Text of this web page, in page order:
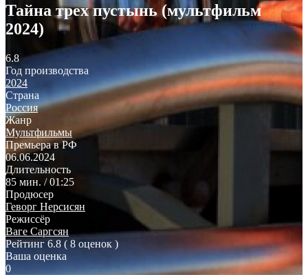
Тайна трех пустынь (мультфильм
2024)
6.8
Год производства
2024
Страна
Россия
Жанр
Мультфильмы
Премьера в РФ
06.06.2024
Длительность
85 мин. / 01:25
Продюсер
Геворг Нерсисян
Режиссёр
Ваге Саргсян
Рейтинг 6.8 ( 8 оценок )
Ваша оценка
0